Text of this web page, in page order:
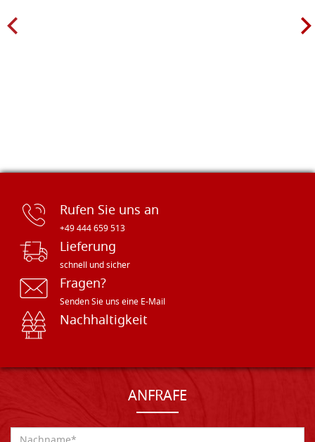
Rufen Sie uns an
+49 444 659 513
Lieferung
schnell und sicher
Fragen?
Senden Sie uns eine E-Mail
Nachhaltigkeit
ANFRAFE